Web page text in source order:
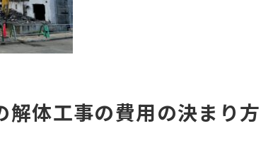
解体工事の費用の決まり